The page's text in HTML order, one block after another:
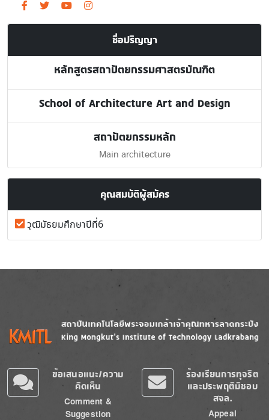
ชื่อปริญญา
หลักสูตรสถาปัตยกรรมศาสตรบัณฑิต
School of Architecture Art and Design
สถาปัตยกรรมหลัก
Main architecture
คุณสมบัติผู้สมัคร
วุฒิมัธยมศึกษาปีที่6
Image
ข้อเสนอแนะ/ความ
คิดเห็น
Comment &
Suggestion
ร้องเรียนการทุจริต
และประพฤติมิชอบ
สจล.
Appeal